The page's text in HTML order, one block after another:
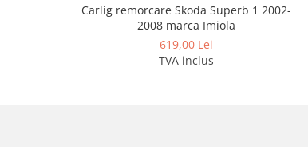
Covorase auto VolvoCarlig remorcare Skoda Superb 1 2002-
2008 marca Imiola
619,00 Lei
TVA inclus